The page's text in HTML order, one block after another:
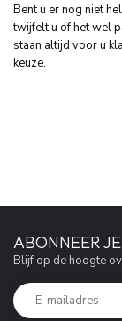
Bent u er nog niet
twijfelt u of het wel
staan altijd voor u
keuze.
ABONNEER
Blijf op de hoogte